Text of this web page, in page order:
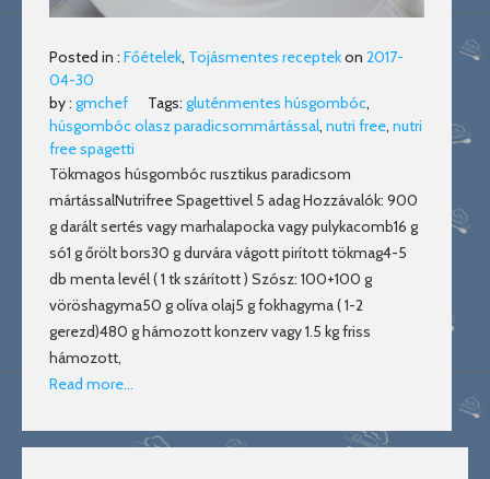
Posted in : Főételek, Tojásmentes receptekon 2017-
04-30
by : gmchef Tags: gluténmentes húsgombóc,
húsgombóc olasz paradicsommártással, nutri free, nutri
free spagetti
Tökmagos húsgombóc rusztikus paradicsom
mártássalNutrifree Spagettivel 5 adag Hozzávalók: 900
g darált sertés vagy marhalapocka vagy pulykacomb16 g
só1 g őrölt bors30 g durvára vágott pirított tökmag4-5
db menta levél ( 1 tk szárított ) Szósz: 100+100 g
vöröshagyma50 g olíva olaj5 g fokhagyma ( 1-2
gerezd)480 g hámozott konzerv vagy 1.5 kg friss
hámozott,
Read more…